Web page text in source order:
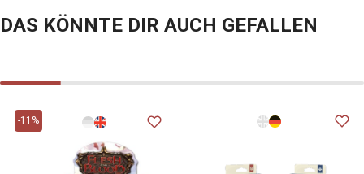
DAS KÖNNTE DIR AUCH GEFALLEN
-11%